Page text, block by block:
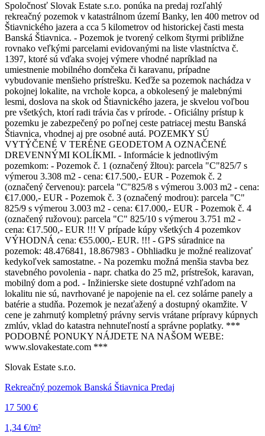
Spoločnosť Slovak Estate s.r.o. ponúka na predaj rozľahlý
rekreačný pozemok v katastrálnom území Banky, len 400 metrov od
Štiavnického jazera a cca 5 kilometrov od historickej časti mesta
Banská Štiavnica. - Pozemok je tvorený celkom štyrmi približne
rovnako veľkými parcelami evidovanými na liste vlastníctva č.
1397, ktoré sú vďaka svojej výmere vhodné napríklad na
umiestnenie mobilného domčeka či karavanu, prípadne
vybudovanie menšieho prístrešku. Keďže sa pozemok nachádza v
pokojnej lokalite, na vrchole kopca, a obkolesený je malebnými
lesmi, doslova na skok od Štiavnického jazera, je skvelou voľbou
pre všetkých, ktorí radi trávia čas v prírode. - Oficiálny prístup k
pozemku je zabezpečený po poľnej ceste patriacej mestu Banská
Štiavnica, vhodnej aj pre osobné autá. POZEMKY SÚ
VYTÝČENÉ V TERÉNE GEODETOM A OZNAČENÉ
DREVENNÝMI KOLÍKMI. - Informácie k jednotlivým
pozemkom: - Pozemok č. 1 (označený žltou): parcela "C"825/7 s
výmerou 3.308 m2 - cena: €17.500,- EUR - Pozemok č. 2
(označený červenou): parcela "C"825/8 s výmerou 3.003 m2 - cena:
€17.000,- EUR - Pozemok č. 3 (označený modrou): parcela "C"
825/9 s výmerou 3.003 m2 - cena: €17.000,- EUR - Pozemok č. 4
(označený ružovou): parcela "C" 825/10 s výmerou 3.751 m2 -
cena: €17.500,- EUR !!! V prípade kúpy všetkých 4 pozemkov
VÝHODNÁ cena: €55.000,- EUR. !!! - GPS súradnice na
pozemok: 48.476841, 18.867983 - Obhliadku je možné realizovať
kedykoľvek samostatne. - Na pozemku možná menšia stavba bez
stavebného povolenia - napr. chatka do 25 m2, prístrešok, karavan,
mobilný dom a pod. - Inžinierske siete dostupné vzhľadom na
lokalitu nie sú, navrhované je napojenie na el. cez solárne panely a
batérie a studňa. Pozemok je nezaťažený a dostupný okamžite. V
cene je zahrnutý kompletný právny servis vrátane prípravy kúpnych
zmlúv, vklad do katastra nehnuteľností a správne poplatky. ***
PODOBNÉ PONUKY NÁJDETE NA NAŠOM WEBE:
www.slovakestate.com ***
Slovak Estate s.r.o.
Rekreačný pozemok Banská Štiavnica Predaj
17 500 €
1,34 €/m²